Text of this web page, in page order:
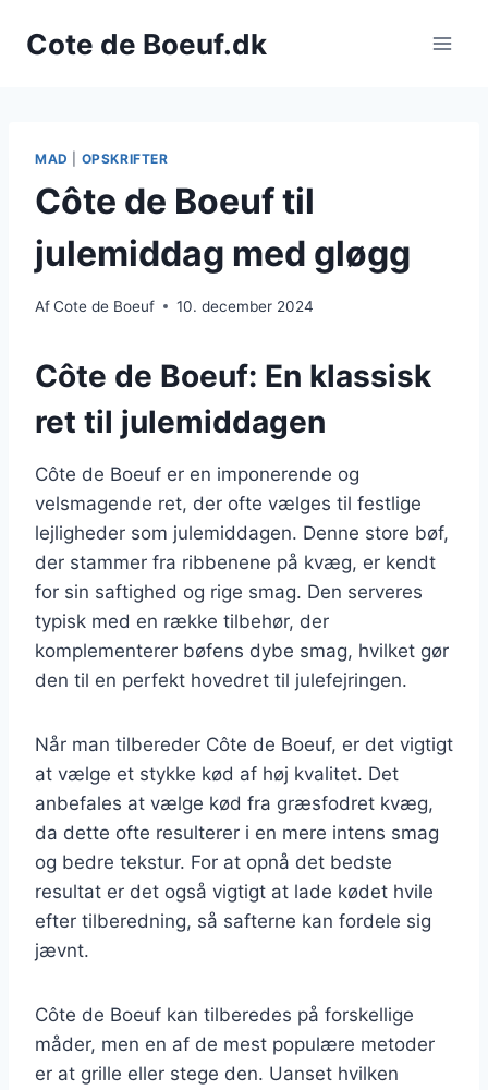
Cote de Boeuf.dk
MAD OPSKRIFTER
Côte de Boeuf til
julemiddag med gløgg
AfCote de Boeuf 10. december 2024
Côte de Boeuf: En klassisk
ret til julemiddagen
Côte de Boeuf er en imponerende og
velsmagende ret, der ofte vælges til festlige
lejligheder som julemiddagen. Denne store bøf,
der stammer fra ribbenene på kvæg, er kendt
for sin saftighed og rige smag. Den serveres
typisk med en række tilbehør, der
komplementerer bøfens dybe smag, hvilket gør
den til en perfekt hovedret til julefejringen.
Når man tilbereder Côte de Boeuf, er det vigtigt
at vælge et stykke kød af høj kvalitet. Det
anbefales at vælge kød fra græsfodret kvæg,
da dette ofte resulterer i en mere intens smag
og bedre tekstur. For at opnå det bedste
resultat er det også vigtigt at lade kødet hvile
efter tilberedning, så safterne kan fordele sig
jævnt.
Côte de Boeuf kan tilberedes på forskellige
måder, men en af de mest populære metoder
er at grille eller stege den. Uanset hvilken